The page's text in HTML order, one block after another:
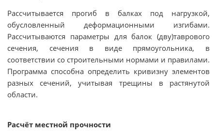
Рассчитывается прогиб в балках под нагрузкой,
обусловленный деформационными изгибами.
Рассчитываются параметры для балок (дву)таврового
сечения, сечения в виде прямоугольника, в
соответствии со строительными нормами и правилами.
Программа способна определить кривизну элементов
разных сечений, учитывая трещины в растянутой
области.
Расчёт местной прочности